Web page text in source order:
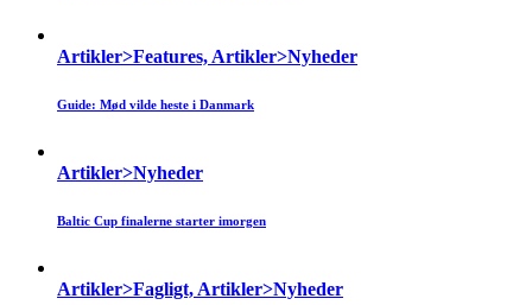
Artikler>Features, Artikler>Nyheder
Guide: Mød vilde heste i Danmark
Artikler>Nyheder
Baltic Cup finalerne starter imorgen
Artikler>Fagligt, Artikler>Nyheder